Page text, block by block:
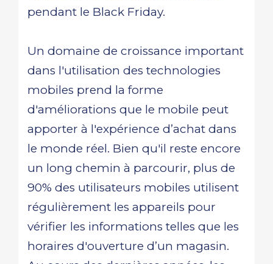
pendant le Black Friday.
Un domaine de croissance important
dans l'utilisation des technologies
mobiles prend la forme
d'améliorations que le mobile peut
apporter à l'expérience d’achat dans
le monde réel. Bien qu'il reste encore
un long chemin à parcourir, plus de
90% des utilisateurs mobiles utilisent
régulièrement les appareils pour
vérifier les informations telles que les
horaires d'ouverture d’un magasin.